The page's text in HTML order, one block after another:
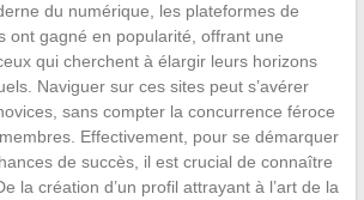
du numérique, les plateformes de
ont gagné en popularité, offrant une
qui cherchent à élargir leurs horizons
Naviguer sur ces sites peut s’avérer
sans compter la concurrence féroce
Effectivement, pour se démarquer
de succès, il est crucial de connaître
la création d’un profil attrayant à l’art de la